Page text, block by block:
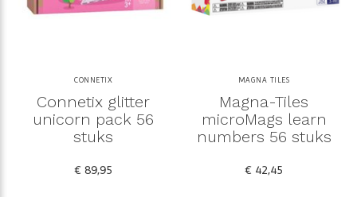
CONNETIX
Connetix glitter
unicorn pack 56
stuks
€ 89,95
MAGNA TILES
Magna-Tiles
microMags learn
numbers 56 stuks
€ 42,45